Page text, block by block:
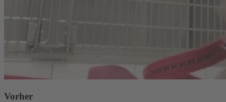
Vorher